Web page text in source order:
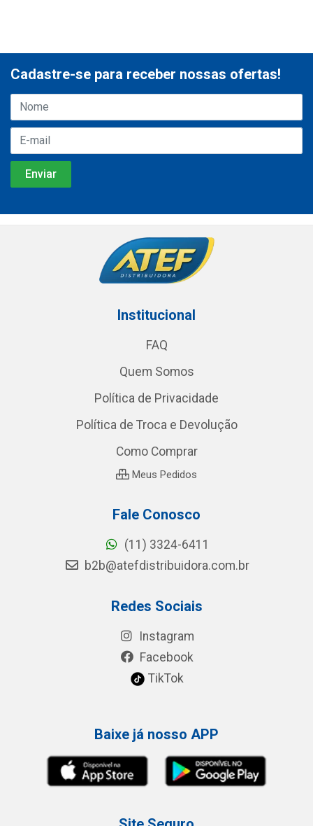
Cadastre-se para receber nossas ofertas!
Institucional
FAQ
Quem Somos
Política de Privacidade
Política de Troca e Devolução
Como Comprar
Meus Pedidos
Fale Conosco
(11) 3324-6411
b2b@atefdistribuidora.com.br
Redes Sociais
Instagram
Facebook
TikTok
Baixe já nosso APP